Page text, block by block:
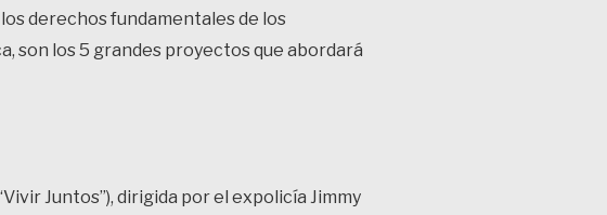
derechos fundamentales de los
son los 5 grandes proyectos que abordará
Juntos”), dirigida por el expolicía Jimmy